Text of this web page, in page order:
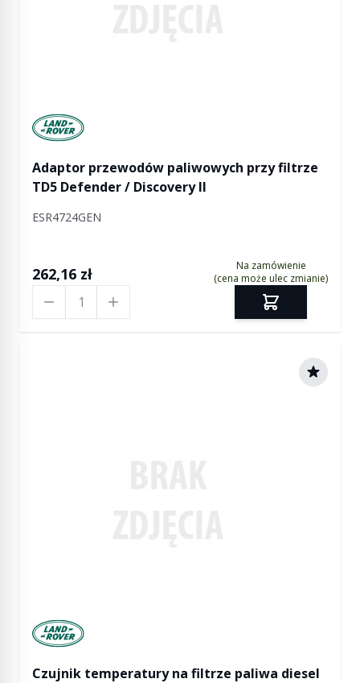
Manufactured by Land rover
Adaptor przewodów paliwowych przy filtrze
TD5 Defender / Discovery II
ESR4724GEN
262,16 zł
Na zamówienie
(cena może ulec zmianie)
Manufactured by Land rover
Czujnik temperatury na filtrze paliwa diesel